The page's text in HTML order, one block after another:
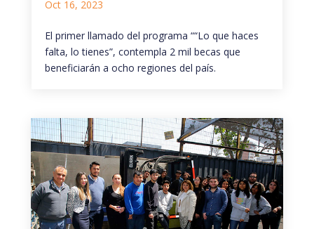
Oct 16, 2023
El primer llamado del programa ““Lo que haces
falta, lo tienes”, contempla 2 mil becas que
beneficiarán a ocho regiones del país.